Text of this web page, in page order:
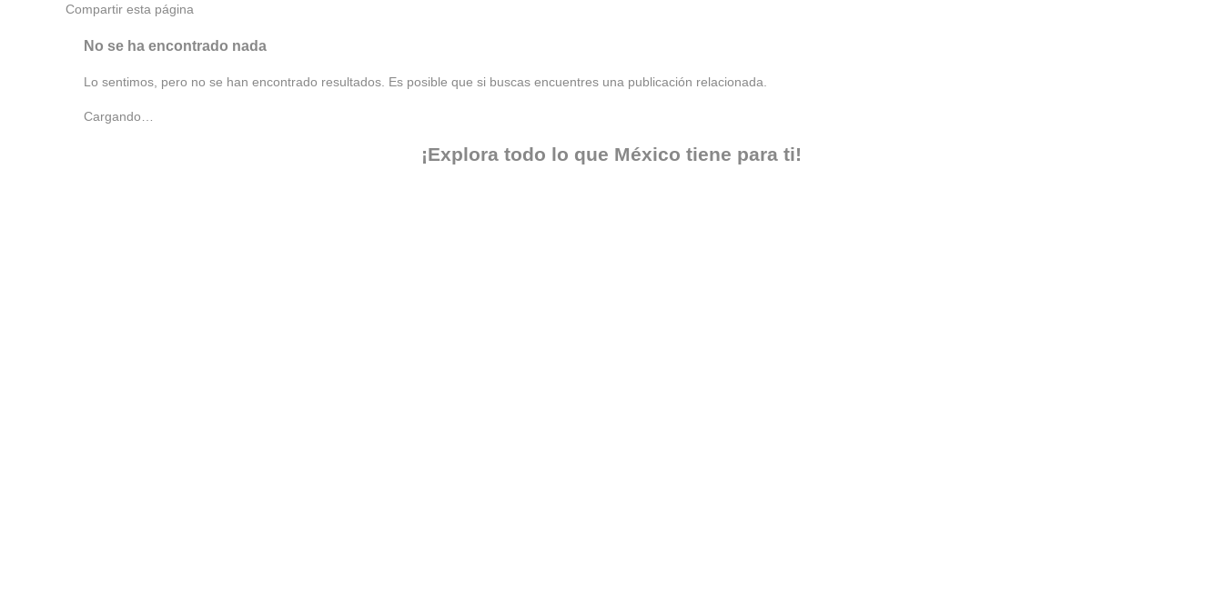
Compartir esta página
No se ha encontrado nada
Lo sentimos, pero no se han encontrado resultados. Es posible que si buscas encuentres una publicación relacionada.
Cargando…
¡Explora todo lo que México tiene para ti!